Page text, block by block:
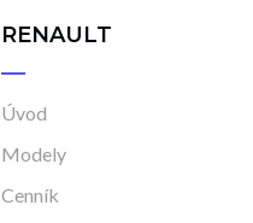
RENAULT
Úvod
Modely
Cenník